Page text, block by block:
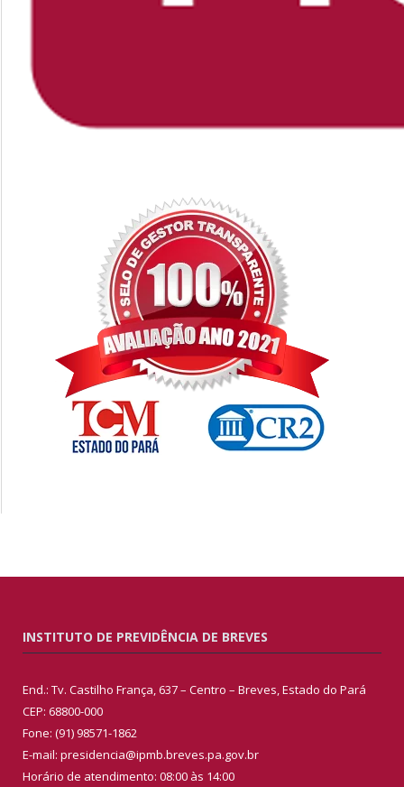
INSTITUTO DE PREVIDÊNCIA DE BREVES
End.: Tv. Castilho França, 637 – Centro – Breves, Estado do Pará
CEP: 68800-000
Fone: (91) 98571-1862
E-mail: presidencia@ipmb.breves.pa.gov.br
Horário de atendimento: 08:00 às 14:00